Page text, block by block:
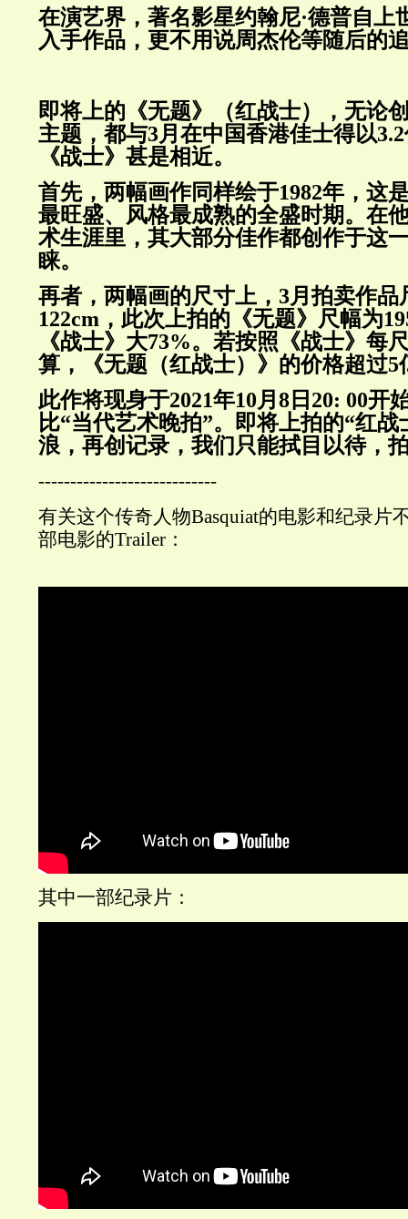
在演艺界，著名影星约翰尼·德普自上
入手作品，更不用说周杰伦等随后的
即将上的《无题》（红战士），无论
主题，都与3月在中国香港佳士得以
《战士》甚是相近。
首先，两幅画作同样绘于1982年，这
最旺盛、风格最成熟的全盛时期。在
术生涯里，其大部分佳作都创作于这
睐。
再者，两幅画的尺寸上，3月拍卖作品
122cm，此次上拍的《无题》尺幅为
《战士》大73%。若按照《战士》每
算，《无题（红战士）》的价格超过5
此作将现身于2021年10月8日20: 00开
比“当代艺术晚拍”。即将上拍的“红战
浪，再创记录，我们只能拭目以待，
----------------------------
有关这个传奇人物Basquiat的电影和纪录片
部电影的Trailer：
其中一部纪录片：